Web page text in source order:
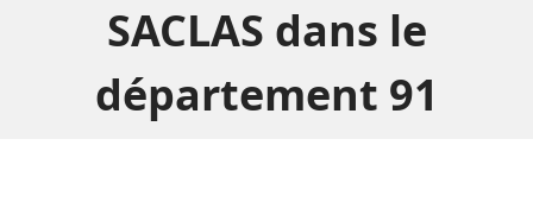
SACLAS dans le
département 91